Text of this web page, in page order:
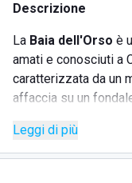
Descrizione
La Baia dell'Orso è
amati e conosciuti a
caratterizzata da un
affaccia su un
Tra i servizi offerti si
cabine e un locale
Leggi di più